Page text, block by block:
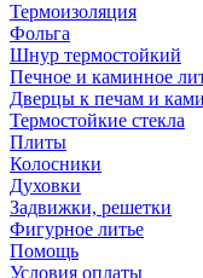
Термоизоляция
Фольга
Шнур термостойкий
Печное и каминное
Дверцы к печам и
Термостойкие стекла
Плиты
Колосники
Духовки
Задвижки, решетки
Фигурное литье
Помощь
Условия оплаты